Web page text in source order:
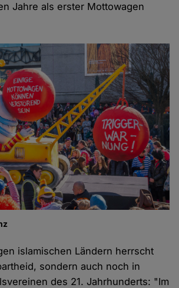
Jahre als erster Mottowagen
islamischen Ländern herrscht
sondern auch noch in
des 21. Jahrhunderts: "Im